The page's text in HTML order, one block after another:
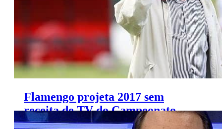
Flamengo projeta 2017 sem
receita de TV do Campeonato
Carioca